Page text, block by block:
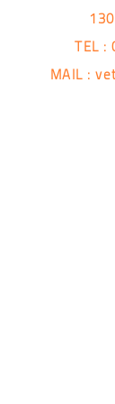
TEL :
MAIL :